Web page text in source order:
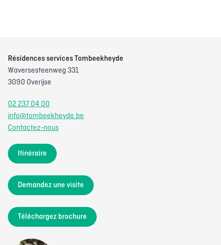
Résidences services Tombeekheyde
Waversesteenweg 331
3090 Overijse
02 237 04 00
info@tombeekheyde.be
Contactez-nous
Itinéraire
Demandez une visite
Téléchargez brochure